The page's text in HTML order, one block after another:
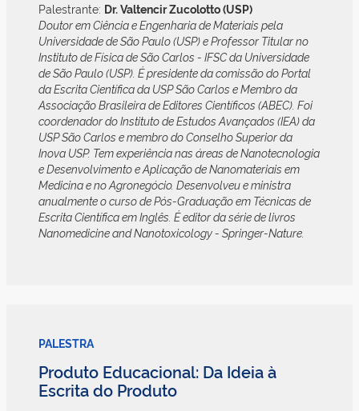
Palestrante: Dr. Valtencir Zucolotto (USP)
Doutor em Ciência e Engenharia de Materiais pela
Universidade de São Paulo (USP) e Professor Titular no
Instituto de Física de São Carlos - IFSC da Universidade
de São Paulo (USP). É presidente da comissão do Portal
da Escrita Científica da USP São Carlos e Membro da
Associação Brasileira de Editores Científicos (ABEC). Foi
coordenador do Instituto de Estudos Avançados (IEA) da
USP São Carlos e membro do Conselho Superior da
Inova USP. Tem experiência nas áreas de Nanotecnologia
e Desenvolvimento e Aplicação de Nanomateriais em
Medicina e no Agronegócio. Desenvolveu e ministra
anualmente o curso de Pós-Graduação em Técnicas de
Escrita Científica em Inglês. É editor da série de livros
Nanomedicine and Nanotoxicology - Springer-Nature.
PALESTRA
Produto Educacional: Da Ideia à
Escrita do Produto